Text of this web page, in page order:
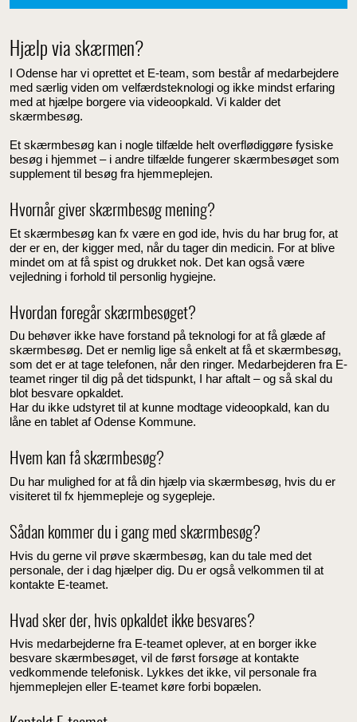
Hjælp via skærmen?
I Odense har vi oprettet et E-team, som består af medarbejdere
med særlig viden om velfærdsteknologi og ikke mindst erfaring
med at hjælpe borgere via videoopkald. Vi kalder det
skærmbesøg.
Et skærmbesøg kan i nogle tilfælde helt overflødiggøre fysiske
besøg i hjemmet – i andre tilfælde fungerer skærmbesøget som
supplement til besøg fra hjemmeplejen.
Hvornår giver skærmbesøg mening?
Et skærmbesøg kan fx være en god ide, hvis du har brug for, at
der er en, der kigger med, når du tager din medicin. For at blive
mindet om at få spist og drukket nok. Det kan også være
vejledning i forhold til personlig hygiejne.
Hvordan foregår skærmbesøget?
Du behøver ikke have forstand på teknologi for at få glæde af
skærmbesøg. Det er nemlig lige så enkelt at få et skærmbesøg,
som det er at tage telefonen, når den ringer. Medarbejderen fra E-
teamet ringer til dig på det tidspunkt, I har aftalt – og så skal du
blot besvare opkaldet.
Har du ikke udstyret til at kunne modtage videoopkald, kan du
låne en tablet af Odense Kommune.
Hvem kan få skærmbesøg?
Du har mulighed for at få din hjælp via skærmbesøg, hvis du er
visiteret til fx hjemmepleje og sygepleje.
Sådan kommer du i gang med skærmbesøg?
Hvis du gerne vil prøve skærmbesøg, kan du tale med det
personale, der i dag hjælper dig. Du er også velkommen til at
kontakte E-teamet.
Hvad sker der, hvis opkaldet ikke besvares?
Hvis medarbejderne fra E-teamet oplever, at en borger ikke
besvare skærmbesøget, vil de først forsøge at kontakte
vedkommende telefonisk. Lykkes det ikke, vil personale fra
hjemmeplejen eller E-teamet køre forbi bopælen.